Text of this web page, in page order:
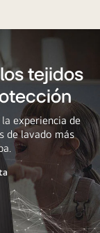
tejidos
experiencia de
de lavado más